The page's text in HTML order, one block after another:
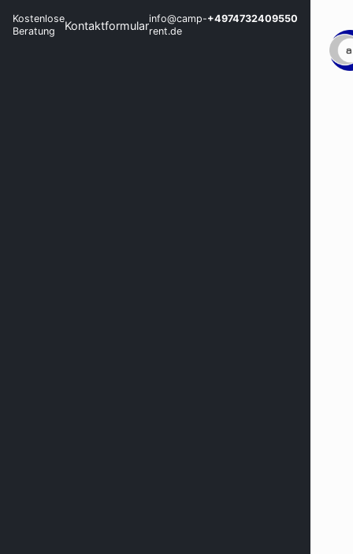
Kostenlose
Beratung
Kontaktformularinfo@camp-
rent.de
+4974732409550